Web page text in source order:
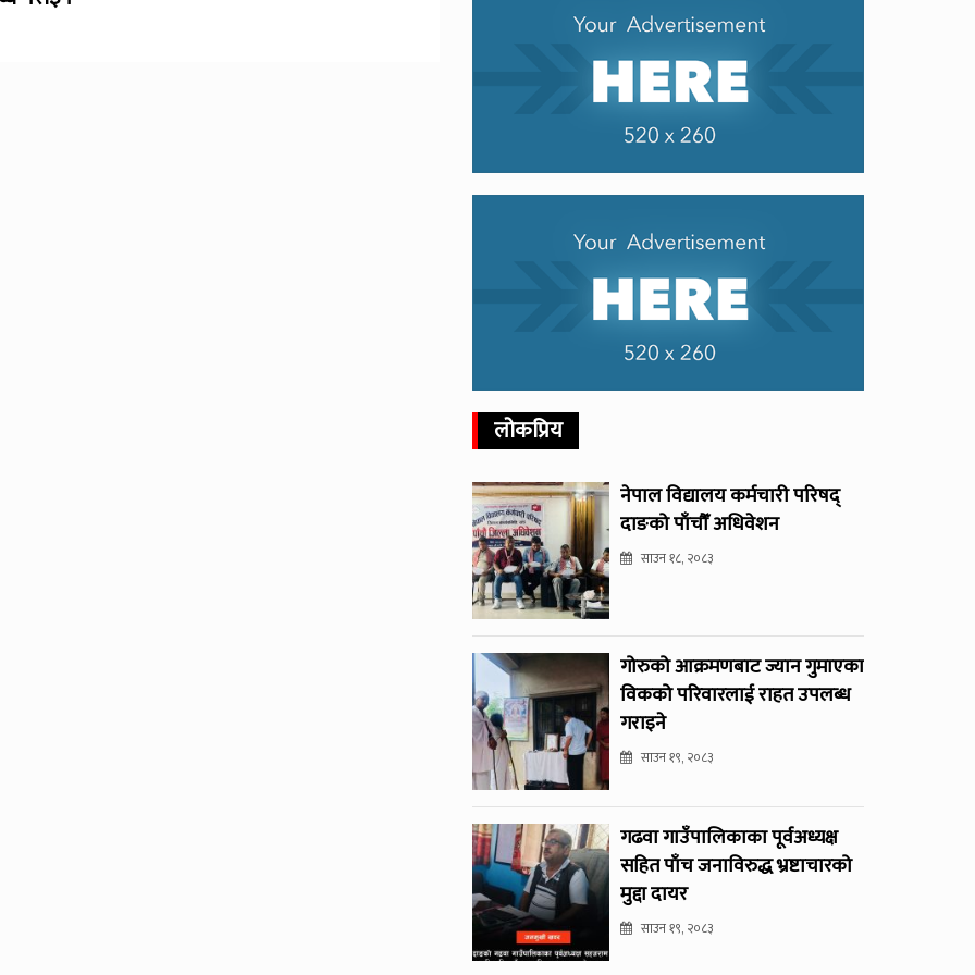
लोकप्रिय
नेपाल विद्यालय कर्मचारी परिषद्
दाङको पाँचौँ अधिवेशन
साउन १८, २०८३
गोरुको आक्रमणबाट ज्यान गुमाएका
विकको परिवारलाई राहत उपलब्ध
गराइने
साउन १९, २०८३
गढवा गाउँपालिकाका पूर्वअध्यक्ष
सहित पाँच जनाविरुद्ध भ्रष्टाचारको
मुद्दा दायर
साउन १९, २०८३